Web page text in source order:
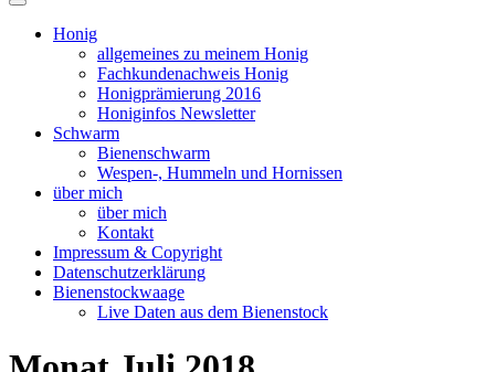
Suchfeld
ein-/ausblenden
Honig
allgemeines zu meinem Honig
Fachkundenachweis Honig
Honigprämierung 2016
Honiginfos Newsletter
Schwarm
Bienenschwarm
Wespen-, Hummeln und Hornissen
über mich
über mich
Kontakt
Impressum & Copyright
Datenschutzerklärung
Bienenstockwaage
Live Daten aus dem Bienenstock